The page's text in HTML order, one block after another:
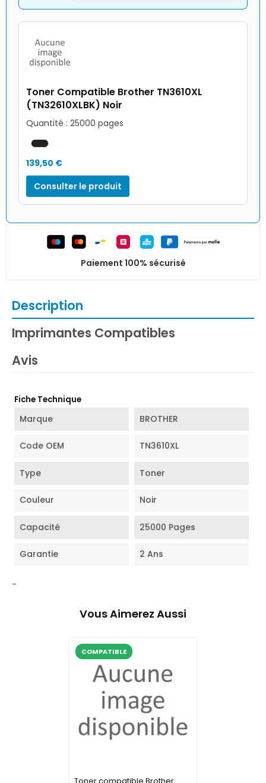
Toner Compatible Brother TN3610XL
(TN32610XLBK) Noir
Quantité : 25000 pages
139,50 €
Consulter le produit
Paiement 100% sécurisé
Description
Imprimantes Compatibles
Avis
Fiche Technique
Marque BROTHER
Code OEM TN3610XL
Type Toner
Couleur Noir
Capacité 25000 Pages
Garantie 2 Ans
-
Vous Aimerez Aussi
COMPATIBLE